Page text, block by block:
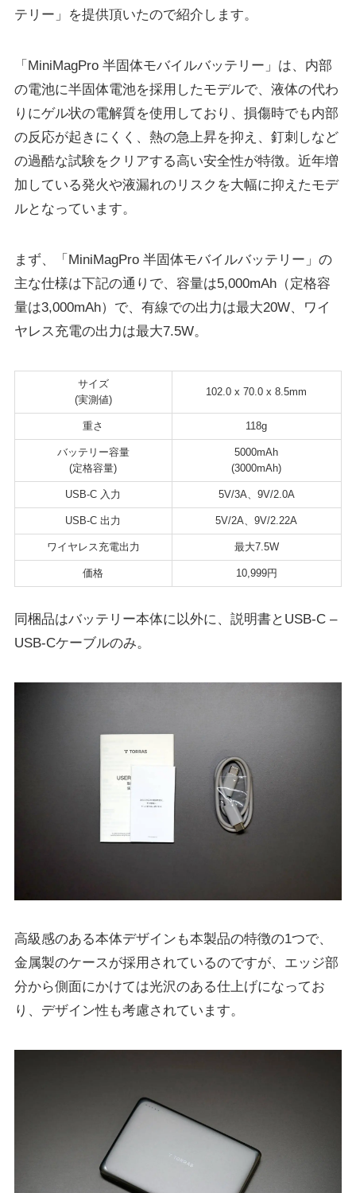
テリー」を提供頂いたので紹介します。
「MiniMagPro 半固体モバイルバッテリー」は、内部
の電池に半固体電池を採用したモデルで、液体の代わ
りにゲル状の電解質を使用しており、損傷時でも内部
の反応が起きにくく、熱の急上昇を抑え、釘刺しなど
の過酷な試験をクリアする高い安全性が特徴。近年増
加している発火や液漏れのリスクを大幅に抑えたモデ
ルとなっています。
まず、「MiniMagPro 半固体モバイルバッテリー」の
主な仕様は下記の通りで、容量は5,000mAh（定格容
量は3,000mAh）で、有線での出力は最大20W、ワイ
ヤレス充電の出力は最大7.5W。
サイズ
(実測値)
102.0 x 70.0 x 8.5mm
重さ 118g
バッテリー容量
(定格容量)
5000mAh
(3000mAh)
USB-C 入力 5V/3A、9V/2.0A
USB-C 出力 5V/2A、9V/2.22A
ワイヤレス充電出力 最大7.5W
価格 10,999円
同梱品はバッテリー本体に以外に、説明書とUSB-C –
USB-Cケーブルのみ。
高級感のある本体デザインも本製品の特徴の1つで、
金属製のケースが採用されているのですが、エッジ部
分から側面にかけては光沢のある仕上げになってお
り、デザイン性も考慮されています。